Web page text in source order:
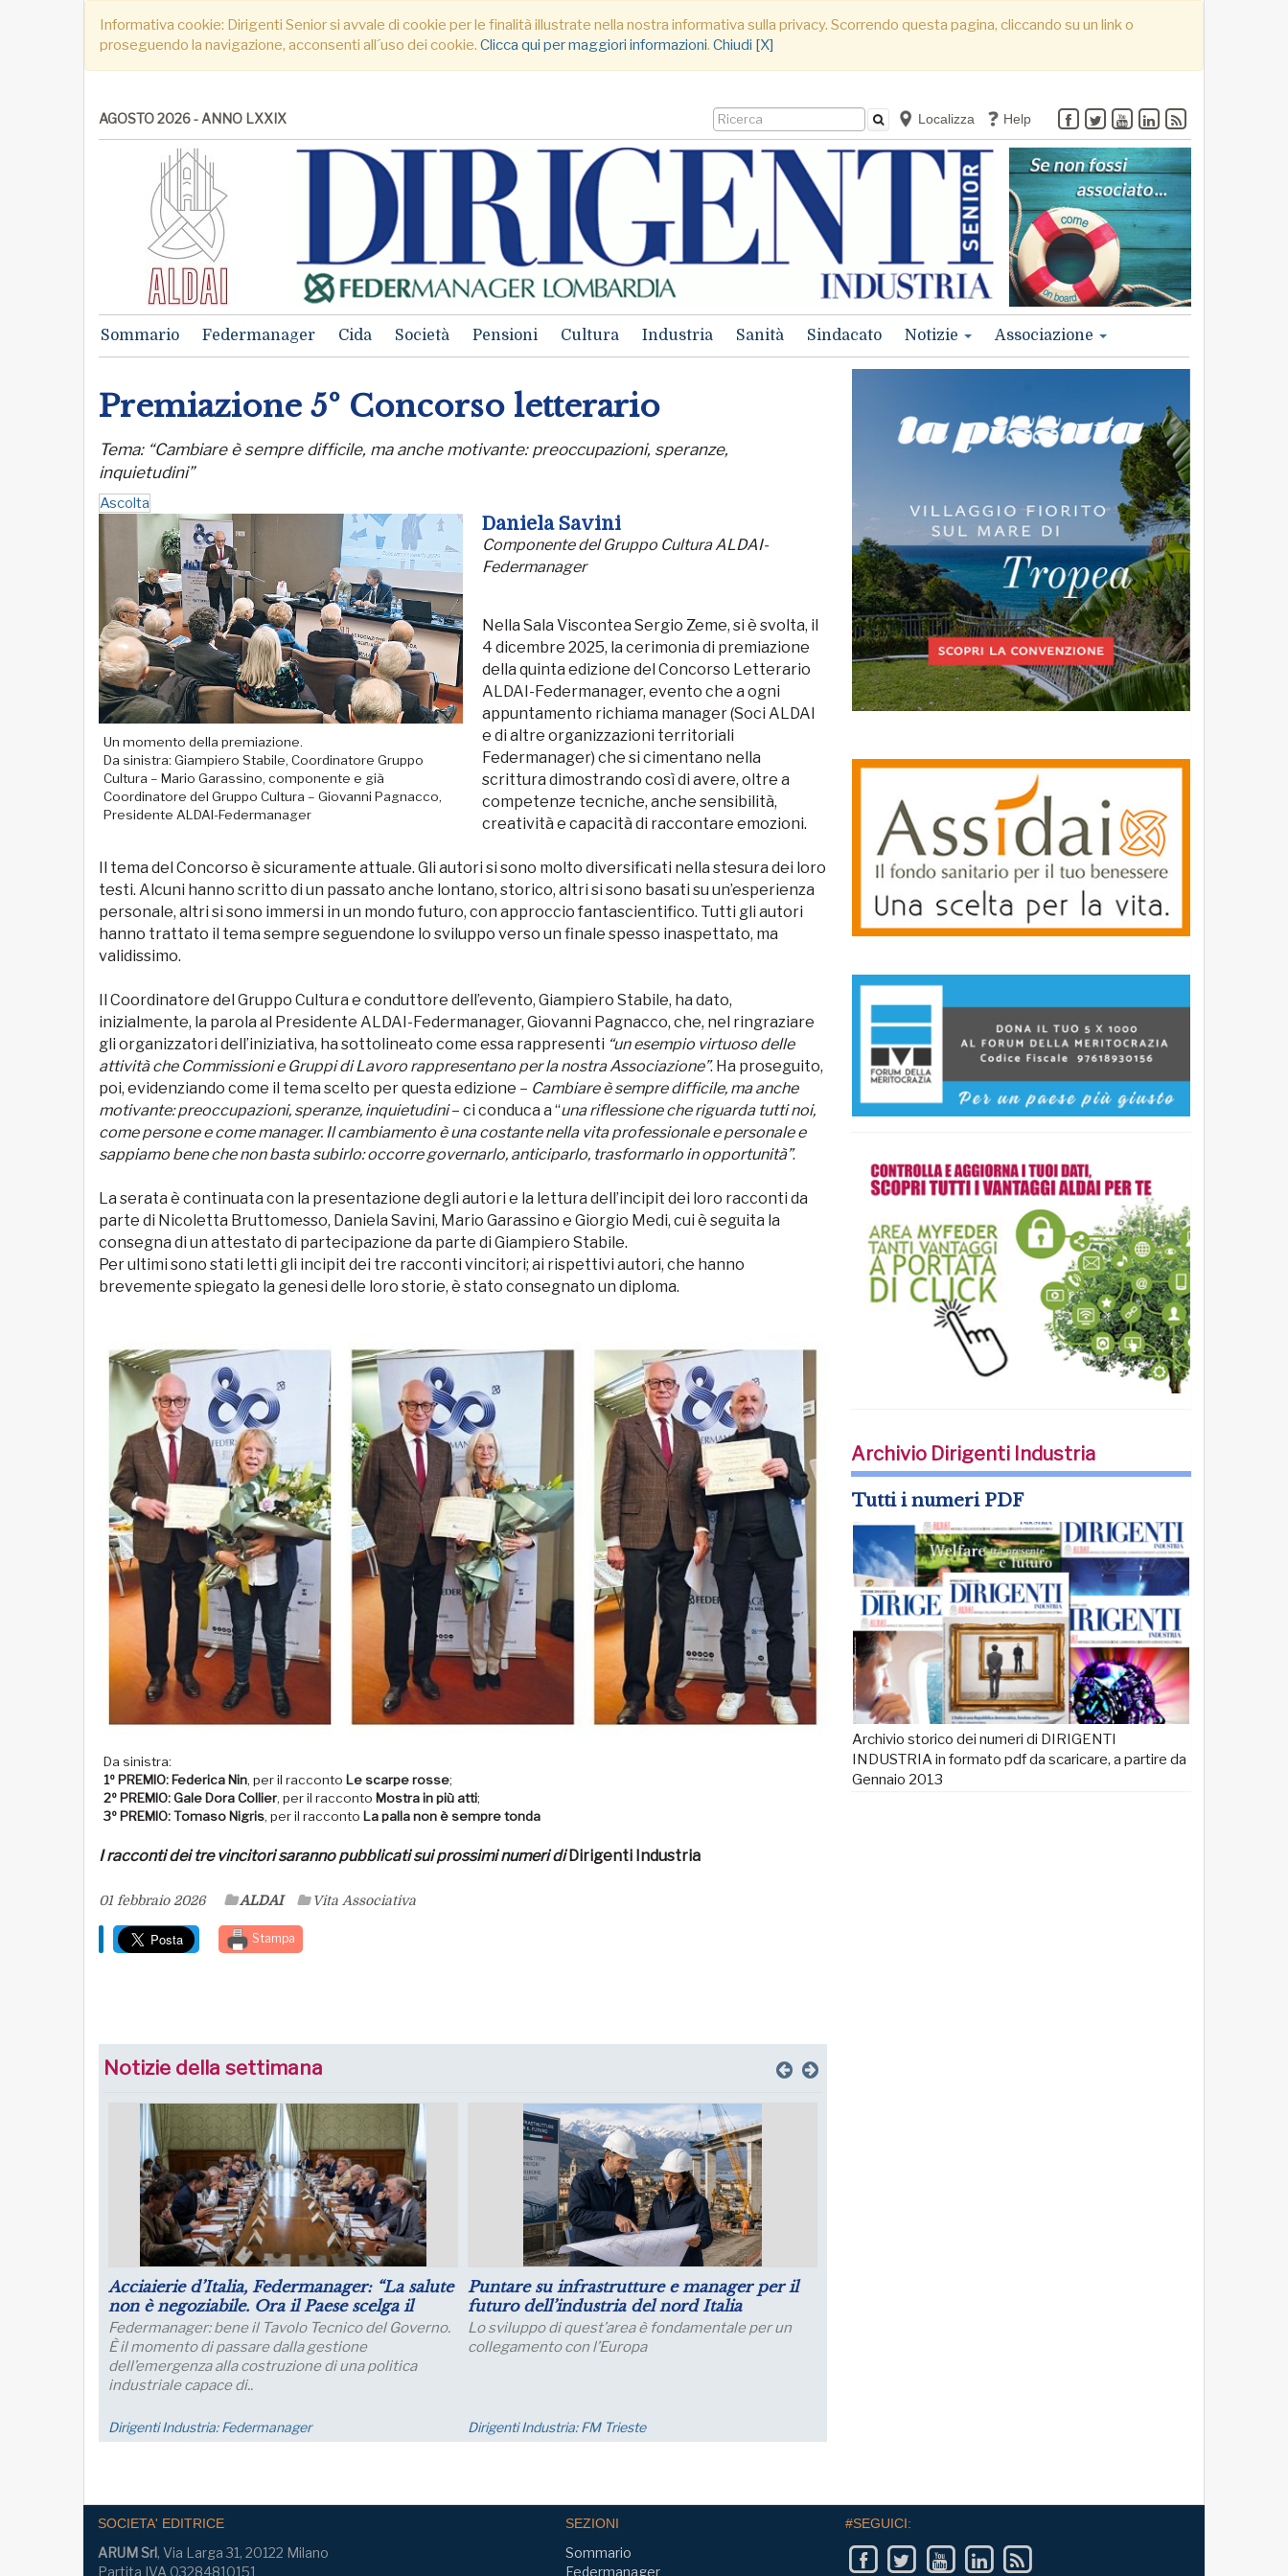
Informativa cookie: Dirigenti Senior si avvale di cookie per le finalità illustrate nella nostra informativa sulla privacy. Scorrendo questa pagina, cliccando su un link o
proseguendo la navigazione, acconsenti all´uso dei cookie. Clicca qui per maggiori informazioni. Chiudi [X]
AGOSTO 2026 - ANNO LXXIX Localizza Help
Sommario Federmanager Cida Società Pensioni Cultura Industria Sanità Sindacato Notizie Associazione
Premiazione 5º Concorso letterario
Tema: “Cambiare è sempre difficile, ma anche motivante: preoccupazioni, speranze,
inquietudini”
Ascolta
Un momento della premiazione.
Da sinistra: Giampiero Stabile, Coordinatore Gruppo
Cultura – Mario Garassino, componente e già
Coordinatore del Gruppo Cultura – Giovanni Pagnacco,
Presidente ALDAI-Federmanager
Daniela Savini
Componente del Gruppo Cultura ALDAI-
Federmanager
Nella Sala Viscontea Sergio Zeme, si è svolta, il
4 dicembre 2025, la cerimonia di premiazione
della quinta edizione del Concorso Letterario
ALDAI-Federmanager, evento che a ogni
appuntamento richiama manager (Soci ALDAI
e di altre organizzazioni territoriali
Federmanager) che si cimentano nella
scrittura dimostrando così di avere, oltre a
competenze tecniche, anche sensibilità,
creatività e capacità di raccontare emozioni.
Il tema del Concorso è sicuramente attuale. Gli autori si sono molto diversificati nella stesura dei loro
testi. Alcuni hanno scritto di un passato anche lontano, storico, altri si sono basati su un’esperienza
personale, altri si sono immersi in un mondo futuro, con approccio fantascientifico. Tutti gli autori
hanno trattato il tema sempre seguendone lo sviluppo verso un finale spesso inaspettato, ma
validissimo.
Il Coordinatore del Gruppo Cultura e conduttore dell’evento, Giampiero Stabile, ha dato,
inizialmente, la parola al Presidente ALDAI-Federmanager, Giovanni Pagnacco, che, nel ringraziare
gli organizzatori dell’iniziativa, ha sottolineato come essa rappresenti “un esempio virtuoso delle
attività che Commissioni e Gruppi di Lavoro rappresentano per la nostra Associazione”. Ha proseguito,
poi, evidenziando come il tema scelto per questa edizione – Cambiare è sempre difficile, ma anche
motivante: preoccupazioni, speranze, inquietudini– ci conduca a “una riflessione che riguarda tutti noi,
come persone e come manager. Il cambiamento è una costante nella vita professionale e personale e
sappiamo bene che non basta subirlo: occorre governarlo, anticiparlo, trasformarlo in opportunità”.
La serata è continuata con la presentazione degli autori e la lettura dell’incipit dei loro racconti da
parte di Nicoletta Bruttomesso, Daniela Savini, Mario Garassino e Giorgio Medi, cui è seguita la
consegna di un attestato di partecipazione da parte di Giampiero Stabile.
Per ultimi sono stati letti gli incipit dei tre racconti vincitori; ai rispettivi autori, che hanno
brevemente spiegato la genesi delle loro storie, è stato consegnato un diploma.
Da sinistra:
1º PREMIO: Federica Nin, per il racconto Le scarpe rosse;
2º PREMIO: Gale Dora Collier, per il racconto Mostra in più atti;
3º PREMIO: Tomaso Nigris, per il racconto La palla non è sempre tonda
I racconti dei tre vincitori saranno pubblicati sui prossimi numeri di Dirigenti Industria
01 febbraio 2026 ALDAI Vita Associativa
Stampa
Notizie della settimana
Puntare su infrastrutture e manager per il
futuro dell’industria del nord Italia
Lo sviluppo di quest’area è fondamentale per un
collegamento con l’Europa
Dirigenti Industria:FM Trieste
Luglio: migliorano le aspettative sulla
produzione
Le aspettative delle grandi imprese industriali
migliorano a luglio, con un aumento della quota di
imprese che prevede una crescita della produzione;
Crescita della Produttività e Prospettive
Incontro Zoom con il Prof. Giampaolo Galli -
Archivio Dirigenti Industria
Tutti i numeri PDF
Archivio storico dei numeri di DIRIGENTI
INDUSTRIA in formato pdf da scaricare, a partire da
Gennaio 2013
SOCIETA' EDITRICE
ARUM Srl, Via Larga 31, 20122 Milano
Partita IVA 03284810151
SEZIONI
Sommario
Federmanager
#SEGUICI: